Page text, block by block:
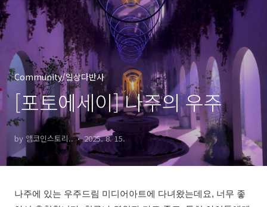
Community/일상다반사
[포토에세이] 나주의 우주
by 앰코인스토리.. 2025. 8. 15.
나주에 있는 우주드림 미디어아트에 다녀왔는데요, 너무 좋